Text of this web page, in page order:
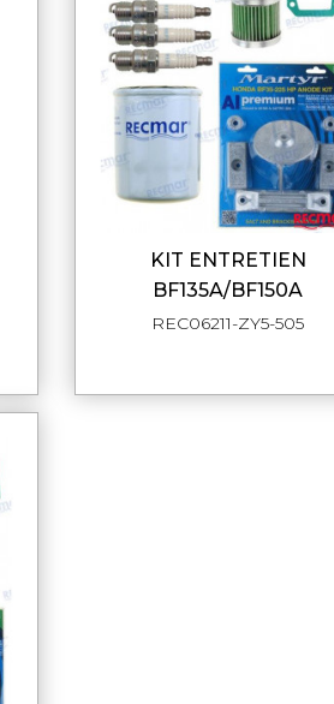
APERÇU RAPIDE
KIT ENTRETIEN
BF135A/BF150A
REC06211-ZY5-505